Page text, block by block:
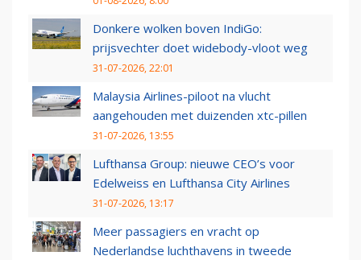
Donkere wolken boven IndiGo:
prijsvechter doet widebody-vloot weg
31-07-2026, 22:01
Malaysia Airlines-piloot na vlucht
aangehouden met duizenden xtc-pillen
31-07-2026, 13:55
Lufthansa Group: nieuwe CEO’s voor
Edelweiss en Lufthansa City Airlines
31-07-2026, 13:17
Meer passagiers en vracht op
Nederlandse luchthavens in tweede